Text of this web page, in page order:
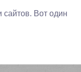
сайтов. Вот один